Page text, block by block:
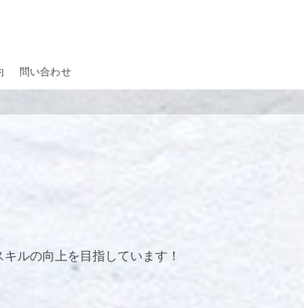
問い合わせ
ルの向上を目指しています！